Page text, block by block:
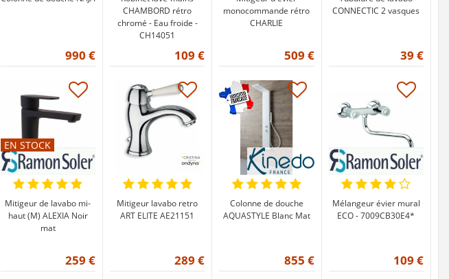
990 €
CHAMBORD rétro
chromé - Eau froide -
CH14051
109 €
monocommande rétro
CHARLIE
509 €
CONNECTIC 2 vasques
39 €
EN STOCK
Mitigeur de lavabo mi-
haut (M) ALEXIA Noir
mat
259 €
Mitigeur lavabo retro
ART ELITE AE21151
289 €
Colonne de douche
AQUASTYLE Blanc Mat
855 €
Mélangeur évier mural
ECO - 7009CB30E4*
109 €